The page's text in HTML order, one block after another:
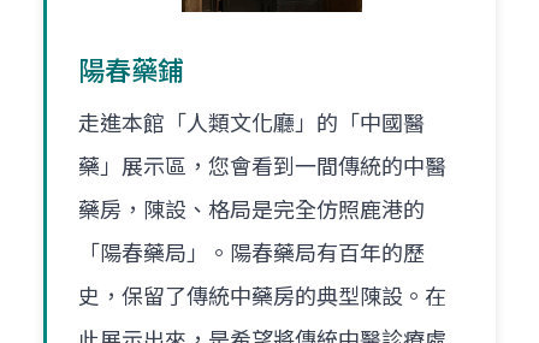
陽春藥鋪
走進本館「人類文化廳」的「中國醫
藥」展示區，您會看到一間傳統的中醫
藥房，陳設、格局是完全仿照鹿港的
「陽春藥局」。陽春藥局有百年的歷
史，保留了傳統中藥房的典型陳設。在